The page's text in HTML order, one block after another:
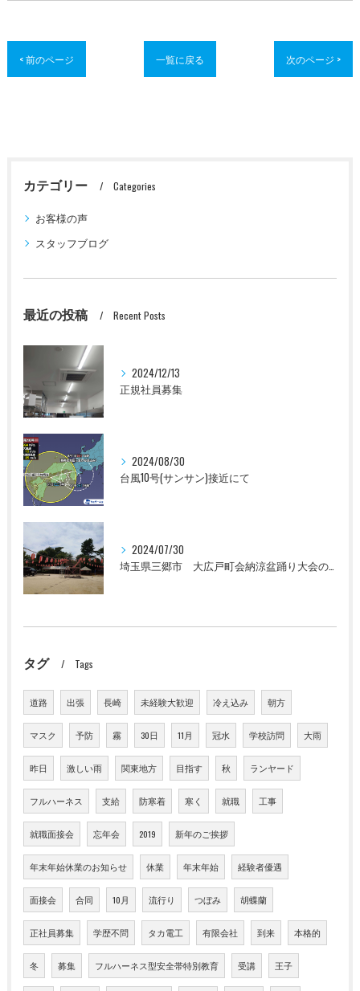
< 前のページ 一覧に戻る 次のページ >
カテゴリー Categories
お客様の声
スタッフブログ
最近の投稿 Recent Posts
2024/12/13
正規社員募集
2024/08/30
台風10号(サンサン)接近にて
2024/07/30
埼玉県三郷市 大広戸町会納涼盆踊り大会のお知らせ 2024
タグ Tags
道路 出張 長崎 未経験大歓迎 冷え込み 朝方
マスク 予防 霧 30日 11月 冠水 学校訪問 大雨
昨日 激しい雨 関東地方 目指す 秋 ランヤード
フルハーネス 支給 防寒着 寒く 就職 工事
就職面接会 忘年会 2019 新年のご挨拶
年末年始休業のお知らせ 休業 年末年始 経験者優遇
面接会 合同 10月 流行り つぼみ 胡蝶蘭
正社員募集 学歴不問 タカ電工 有限会社 到来 本格的
冬 募集 フルハーネス型安全帯特別教育 受講 王子